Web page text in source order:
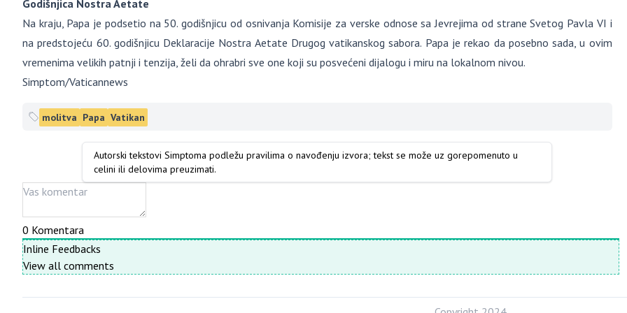
Godišnjica Nostra Aetate
Na kraju, Papa je podsetio na 50. godišnjicu od osnivanja Komisije za verske odnose sa Jevrejima od strane Svetog Pavla VI i
na predstojeću 60. godišnjicu Deklaracije Nostra Aetate Drugog vatikanskog sabora. Papa je rekao da posebno sada, u ovim
vremenima velikih patnji i tenzija, želi da ohrabri sve one koji su posvećeni dijalogu i miru na lokalnom nivou.
Simptom/Vaticannews
molitva Papa Vatikan
Autorski tekstovi Simptoma podležu pravilima o navođenju izvora; tekst se može uz gorepomenuto u
celini ili delovima preuzimati.
0 Komentara
Inline Feedbacks
View all comments